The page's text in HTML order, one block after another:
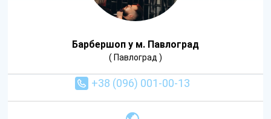
Барбершоп у м. Павлоград
( Павлоград )
+38 (096) 001-00-13